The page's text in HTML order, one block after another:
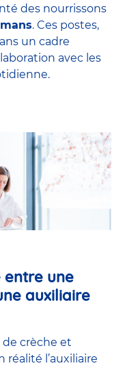
des nourrissons
. Ces postes,
un cadre
avec les
une
auxiliaire
de crèche et
réalité l’auxiliaire